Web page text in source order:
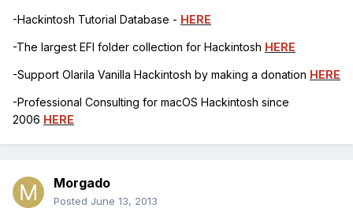
-Hackintosh Tutorial Database - HERE
-The largest EFI folder collection for Hackintosh HERE
-Support Olarila Vanilla Hackintosh by making a donation HERE
-Professional Consulting for macOS Hackintosh since
2006 HERE
Morgado
Posted June 13, 2013